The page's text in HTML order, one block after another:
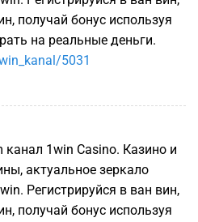
получай бонус используя
на реальные деньги.
5031
1win Casinо. Казинo и
актуальное зеркало
Регистрируйся в ван вин,
получай бонус используя